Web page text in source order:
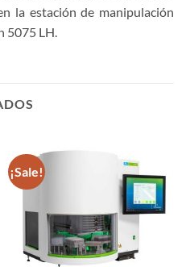
la estación de manipulación
5075 LH.
¡Sale!